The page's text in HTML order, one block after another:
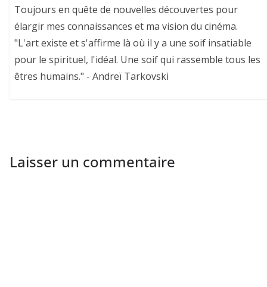
Toujours en quête de nouvelles découvertes pour
élargir mes connaissances et ma vision du cinéma.
"L'art existe et s'affirme là où il y a une soif insatiable
pour le spirituel, l'idéal. Une soif qui rassemble tous les
êtres humains." - Andreï Tarkovski
Laisser un commentaire